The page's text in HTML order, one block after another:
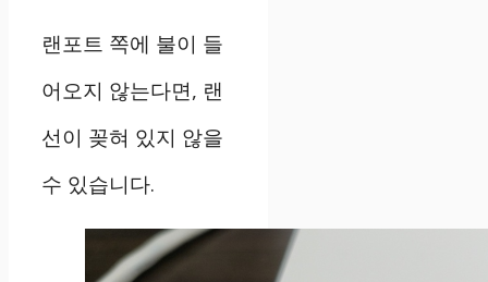
랜포트 쪽에 불이 들
어오지 않는다면, 랜
선이 꽂혀 있지 않을
수 있습니다.